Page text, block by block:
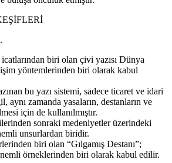
biri olan çivi yazısı Dünya
yöntemlerinden biri olarak kabul
bu yazı sistemi, sadece ticaret ve idari
aynı zamanda yasaların, destanların ve
için de kullanılmıştır.
sonraki medeniyetler üzerindeki
unsurlardan biridir.
biri olan “Gılgamış Destanı”;
örneklerinden biri olarak kabul edilir.